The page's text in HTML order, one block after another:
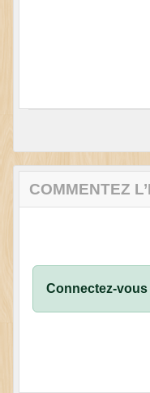
COMMENTEZ
Connectez-vous